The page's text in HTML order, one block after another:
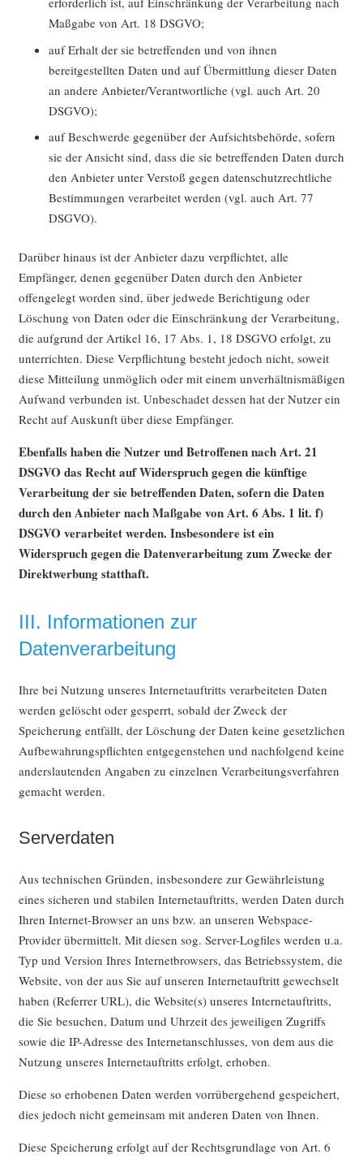
Maßgabe von Art. 18 DSGVO;
auf Erhalt der sie betreffenden und von ihnen
bereitgestellten Daten und auf Übermittlung dieser Daten
an andere Anbieter/Verantwortliche (vgl. auch Art. 20
DSGVO);
auf Beschwerde gegenüber der Aufsichtsbehörde, sofern
sie der Ansicht sind, dass die sie betreffenden Daten durch
den Anbieter unter Verstoß gegen datenschutzrechtliche
Bestimmungen verarbeitet werden (vgl. auch Art. 77
DSGVO).
Darüber hinaus ist der Anbieter dazu verpflichtet, alle
Empfänger, denen gegenüber Daten durch den Anbieter
offengelegt worden sind, über jedwede Berichtigung oder
Löschung von Daten oder die Einschränkung der Verarbeitung,
die aufgrund der Artikel 16, 17 Abs. 1, 18 DSGVO erfolgt, zu
unterrichten. Diese Verpflichtung besteht jedoch nicht, soweit
diese Mitteilung unmöglich oder mit einem unverhältnismäßigen
Aufwand verbunden ist. Unbeschadet dessen hat der Nutzer ein
Recht auf Auskunft über diese Empfänger.
Ebenfalls haben die Nutzer und Betroffenen nach Art. 21
DSGVO das Recht auf Widerspruch gegen die künftige
Verarbeitung der sie betreffenden Daten, sofern die Daten
durch den Anbieter nach Maßgabe von Art. 6 Abs. 1 lit. f)
DSGVO verarbeitet werden. Insbesondere ist ein
Widerspruch gegen die Datenverarbeitung zum Zwecke der
Direktwerbung statthaft.
III. Informationen zur
Datenverarbeitung
Ihre bei Nutzung unseres Internetauftritts verarbeiteten Daten
werden gelöscht oder gesperrt, sobald der Zweck der
Speicherung entfällt, der Löschung der Daten keine gesetzlichen
Aufbewahrungspflichten entgegenstehen und nachfolgend keine
anderslautenden Angaben zu einzelnen Verarbeitungsverfahren
gemacht werden.
Serverdaten
Aus technischen Gründen, insbesondere zur Gewährleistung
eines sicheren und stabilen Internetauftritts, werden Daten durch
Ihren Internet-Browser an uns bzw. an unseren Webspace-
Provider übermittelt. Mit diesen sog. Server-Logfiles werden u.a.
Typ und Version Ihres Internetbrowsers, das Betriebssystem, die
Website, von der aus Sie auf unseren Internetauftritt gewechselt
haben (Referrer URL), die Website(s) unseres Internetauftritts,
die Sie besuchen, Datum und Uhrzeit des jeweiligen Zugriffs
sowie die IP-Adresse des Internetanschlusses, von dem aus die
Nutzung unseres Internetauftritts erfolgt, erhoben.
Diese so erhobenen Daten werden vorrübergehend gespeichert,
dies jedoch nicht gemeinsam mit anderen Daten von Ihnen.
Diese Speicherung erfolgt auf der Rechtsgrundlage von Art. 6